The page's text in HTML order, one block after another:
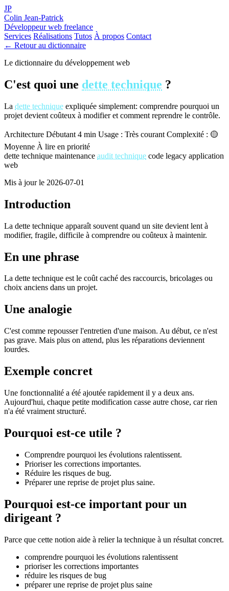
JP
Colin Jean-Patrick
Développeur web freelance
Services Réalisations Tutos À propos Contact
← Retour au dictionnaire
Le dictionnaire du développement web
C'est quoi une dette technique ?
La dette technique expliquée simplement: comprendre pourquoi un
projet devient coûteux à modifier et comment reprendre le contrôle.
Architecture Débutant 4 min Usage : Très courant Complexité : 🟡
Moyenne À lire en priorité
dette technique maintenance audit technique code legacy application
web
Mis à jour le 2026-07-01
Introduction
La dette technique apparaît souvent quand un site devient lent à
modifier, fragile, difficile à comprendre ou coûteux à maintenir.
En une phrase
La dette technique est le coût caché des raccourcis, bricolages ou
choix anciens dans un projet.
Une analogie
C'est comme repousser l'entretien d'une maison. Au début, ce n'est
pas grave. Mais plus on attend, plus les réparations deviennent
lourdes.
Exemple concret
Une fonctionnalité a été ajoutée rapidement il y a deux ans.
Aujourd'hui, chaque petite modification casse autre chose, car rien
n'a été vraiment structuré.
Pourquoi est-ce utile ?
Comprendre pourquoi les évolutions ralentissent.
Prioriser les corrections importantes.
Réduire les risques de bug.
Préparer une reprise de projet plus saine.
Pourquoi est-ce important pour un
dirigeant ?
Parce que cette notion aide à relier la technique à un résultat concret.
comprendre pourquoi les évolutions ralentissent
prioriser les corrections importantes
réduire les risques de bug
préparer une reprise de projet plus saine